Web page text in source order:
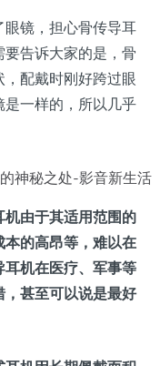
镜，担心骨传导耳
告诉大家的是，骨
配戴时刚好跨过眼
一样的，所以几乎
由于其适用范围的
的高昂等，难以在
机在医疗、军事等
甚至可以说是最好